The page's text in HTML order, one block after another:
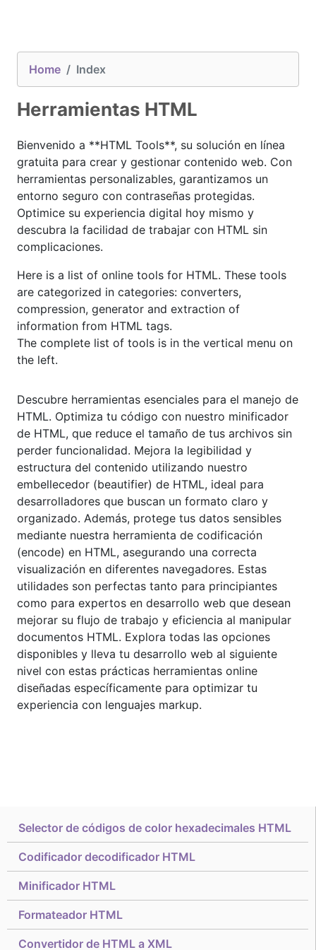
Selector de códigos de color hexadecimales HTML
Codificador decodificador HTML
Minificador HTML
Formateador HTML
Convertidor de HTML a XML
Home Index
Herramientas HTML
Bienvenido a **HTML Tools**, su solución en línea
gratuita para crear y gestionar contenido web. Con
herramientas personalizables, garantizamos un
entorno seguro con contraseñas protegidas.
Optimice su experiencia digital hoy mismo y
descubra la facilidad de trabajar con HTML sin
complicaciones.
Here is a list of online tools for HTML. These tools
are categorized in categories: converters,
compression, generator and extraction of
information from HTML tags.
The complete list of tools is in the vertical menu on
the left.
Descubre herramientas esenciales para el manejo de
HTML. Optimiza tu código con nuestro minificador
de HTML, que reduce el tamaño de tus archivos sin
perder funcionalidad. Mejora la legibilidad y
estructura del contenido utilizando nuestro
embellecedor (beautifier) de HTML, ideal para
desarrolladores que buscan un formato claro y
organizado. Además, protege tus datos sensibles
mediante nuestra herramienta de codificación
(encode) en HTML, asegurando una correcta
visualización en diferentes navegadores. Estas
utilidades son perfectas tanto para principiantes
como para expertos en desarrollo web que desean
mejorar su flujo de trabajo y eficiencia al manipular
documentos HTML. Explora todas las opciones
disponibles y lleva tu desarrollo web al siguiente
nivel con estas prácticas herramientas online
diseñadas específicamente para optimizar tu
experiencia con lenguajes markup.